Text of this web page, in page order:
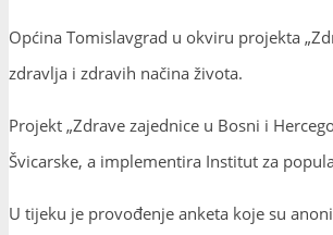
Općina Tomislavgrad u okviru projekta
zdravlja i zdravih načina života.
Projekt „Zdrave zajednice u Bosni i
Švicarske, a implementira Institut za
U tijeku je provođenje anketa koje su